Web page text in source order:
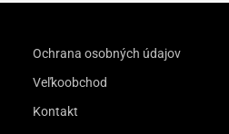
Ochrana osobných údajov
Veľkoobchod
Kontakt